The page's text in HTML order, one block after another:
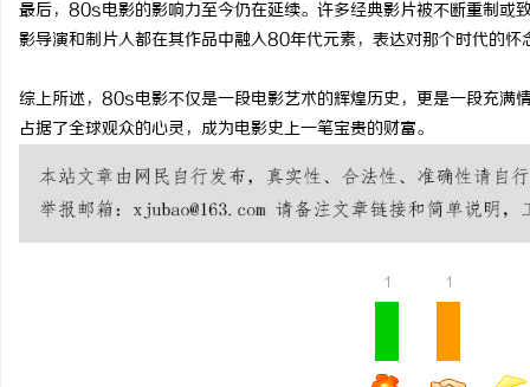
最后，80s电影的影响力至今仍在延续。许多经典影片被不断重制或
影导演和制片人都在其作品中融入80年代元素，表达对那个时代的怀
综上所述，80s电影不仅是一段电影艺术的辉煌历史，更是一段充满
占据了全球观众的心灵，成为电影史上一笔宝贵的财富。
1 1
开店最怕“搜不到”为什么隔壁店铺没花钱，
ai却天天给他免费派单？
揭秘！专业充电
哪些行业秘诀？